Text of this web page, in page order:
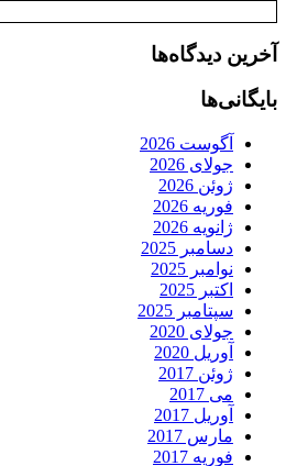
آخرین دیدگاه‌ها
بایگانی‌ها
آگوست 2026
جولای 2026
ژوئن 2026
فوریه 2026
ژانویه 2026
دسامبر 2025
نوامبر 2025
اکتبر 2025
سپتامبر 2025
جولای 2020
آوریل 2020
ژوئن 2017
می 2017
آوریل 2017
مارس 2017
فوریه 2017